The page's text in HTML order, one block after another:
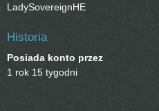
LadySovereignHE
Historia
Posiada konto przez
1 rok 15 tygodni